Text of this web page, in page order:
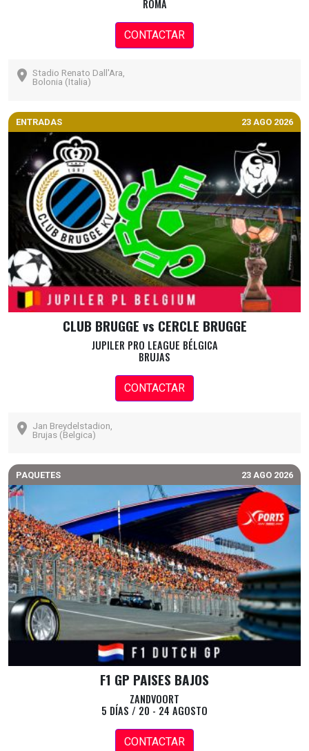
ROMA
CONTACTAR
Stadio Renato Dall'Ara,
Bolonia (Italia)
ENTRADAS 23 AGO 2026
CLUB BRUGGE vs CERCLE BRUGGE
JUPILER PRO LEAGUE BÉLGICA
BRUJAS
CONTACTAR
Jan Breydelstadion,
Brujas (Belgica)
PAQUETES 23 AGO 2026
F1 GP PAISES BAJOS
ZANDVOORT
5 DÍAS / 20 - 24 AGOSTO
CONTACTAR